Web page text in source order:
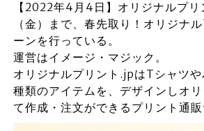
【2022年4月4日】オリジナルプ
（金）まで、春先取り！オリジナ
ーンを行っている。
運営はイメージ・マジック。
オリジナルプリント.jpはTシャツ
種類のアイテムを、デザインしオ
て作成・注文ができるプリント通販